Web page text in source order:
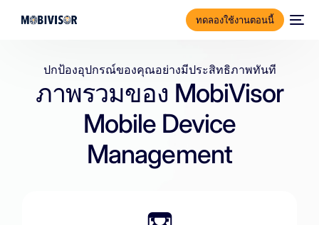
ทดลองใช้งานตอนนี้
ปกป้องอุปกรณ์ของคุณอย่างมีประสิทธิภาพทันที
ภาพรวมของ MobiVisor
Mobile Device
Management